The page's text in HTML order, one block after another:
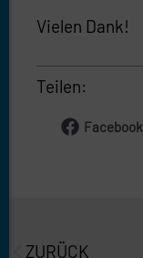
Vielen Dank!
Teilen:
Facebook
ZURÜCK